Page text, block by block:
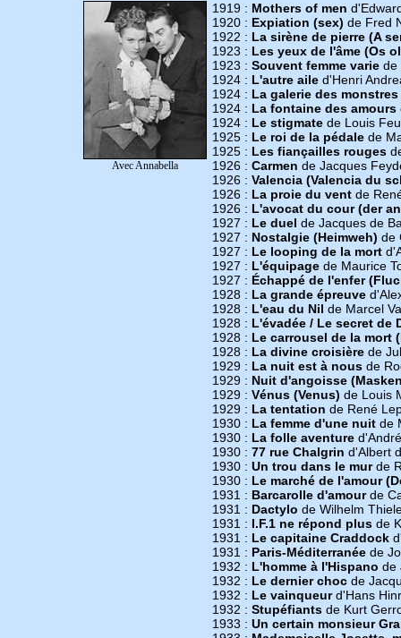
Avec Annabella
1919 : Mothers of men
1920 : Expiation (sex) de Fred
1922 : La sirène de pierre (A
1923 : Les yeux de l'âme (Os
1923 : Souvent femme varie de
1924 : L'autre aile d'Henri
1924 : La galerie des monstres
1924 : La fontaine des amours
1924 : Le stigmate de Louis
1925 : Le roi de la pédale de
1925 : Les fiançailles rouges
1926 : Carmen de Jacques
1926 : Valencia (Valencia du
1926 : La proie du vent de
1926 : L'avocat du cour (der
1927 : Le duel de Jacques de
1927 : Nostalgie (Heimweh) de
1927 : Le looping de la mort
1927 : L'équipage de Maurice
1927 : Échappé de l'enfer
1928 : La grande épreuve
1928 : L'eau du Nil de Marcel
1928 : L'évadée / Le secret de
1928 : Le carrousel de la mort
1928 : La divine croisière de
1929 : La nuit est à nous de
1929 : Nuit d'angoisse
1929 : Vénus (Venus) de Louis
1929 : La tentation de René
1930 : La femme d'une nuit de
1930 : La folle aventure
1930 : 77 rue Chalgrin d'Albert
1930 : Un trou dans le murde
1930 : Le marché de l'amour
1931 : Barcarolle d'amourde
1931 : Dactylo de Wilhelm
1931 : I.F.1 ne répond plus de
1931 : Le capitaine Craddock
1931 : Paris-Méditerranée de
1932 : L'homme à l'Hispano de
1932 : Le dernier choc de
1932 : Le vainqueurd'Hans
1932 : Stupéfiants de Kurt
1933 : Un certain monsieur